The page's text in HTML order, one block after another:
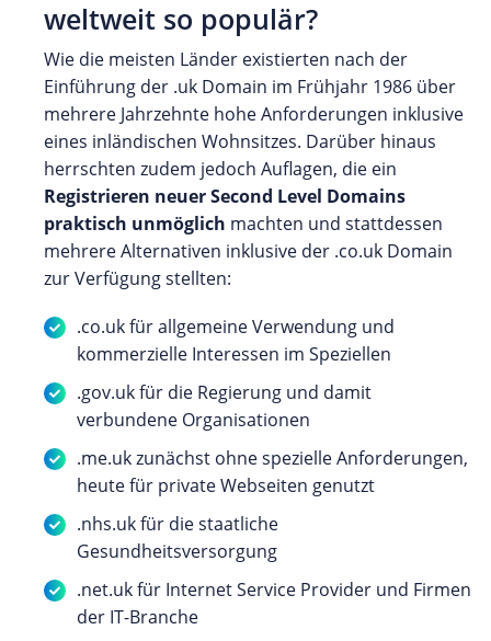
weltweit so populär?
Wie die meisten Länder existierten nach der
Einführung der .uk Domain im Frühjahr 1986 über
mehrere Jahrzehnte hohe Anforderungen inklusive
eines inländischen Wohnsitzes. Darüber hinaus
herrschten zudem jedoch Auflagen, die ein
Registrieren neuer Second Level Domains
praktisch unmöglich machten und stattdessen
mehrere Alternativen inklusive der .co.uk Domain
zur Verfügung stellten:
.co.uk für allgemeine Verwendung und
kommerzielle Interessen im Speziellen
.gov.uk für die Regierung und damit
verbundene Organisationen
.me.uk zunächst ohne spezielle Anforderungen,
heute für private Webseiten genutzt
.nhs.uk für die staatliche
Gesundheitsversorgung
.net.uk für Internet Service Provider und Firmen
der IT-Branche